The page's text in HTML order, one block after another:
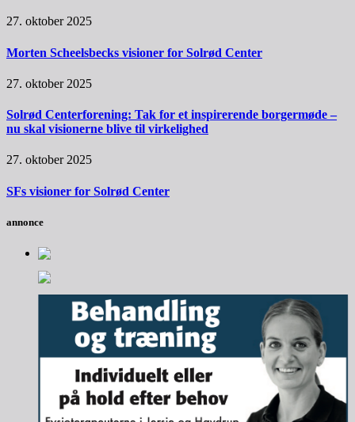
27. oktober 2025
Morten Scheelsbecks visioner for Solrød Center
27. oktober 2025
Solrød Centerforening: Tak for et inspirerende borgermøde –
nu skal visionerne blive til virkelighed
27. oktober 2025
SFs visioner for Solrød Center
annonce